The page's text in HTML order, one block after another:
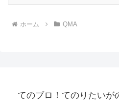
ホーム QMA
てのブロ！てのりたいが